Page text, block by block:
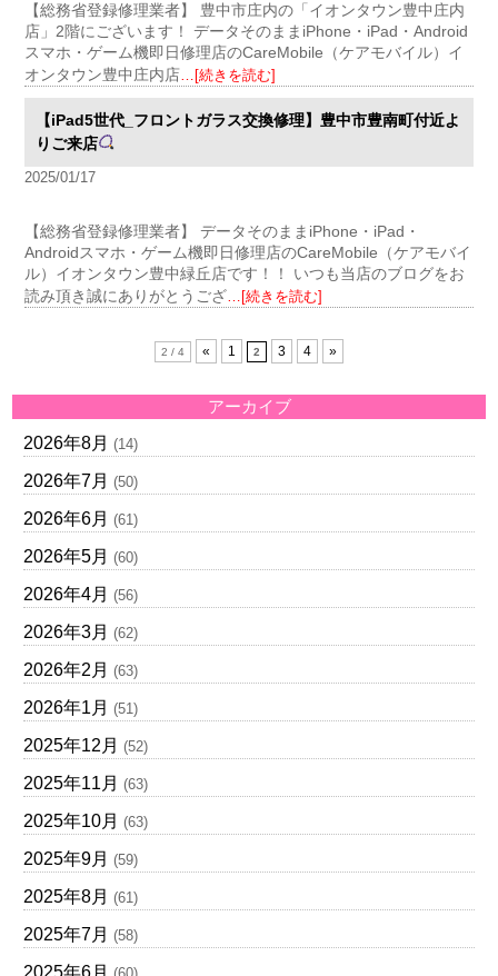
【総務省登録修理業者】 豊中市庄内の「イオンタウン豊中庄内
店」2階にございます！ データそのままiPhone・iPad・Android
スマホ・ゲーム機即日修理店のCareMobile（ケアモバイル）イ
オンタウン豊中庄内店…[続きを読む]
【iPad5世代_フロントガラス交換修理】豊中市豊南町付近よ
りご来店
2025/01/17
【総務省登録修理業者】 データそのままiPhone・iPad・
Androidスマホ・ゲーム機即日修理店のCareMobile（ケアモバイ
ル）イオンタウン豊中緑丘店です！！ いつも当店のブログをお
読み頂き誠にありがとうござ…[続きを読む]
2 / 4 « 1 2 3 4 »
アーカイブ
2026年8月 (14)
2026年7月 (50)
2026年6月 (61)
2026年5月 (60)
2026年4月 (56)
2026年3月 (62)
2026年2月 (63)
2026年1月 (51)
2025年12月 (52)
2025年11月 (63)
2025年10月 (63)
2025年9月 (59)
2025年8月 (61)
2025年7月 (58)
2025年6月